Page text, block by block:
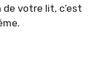
de votre lit, c’est